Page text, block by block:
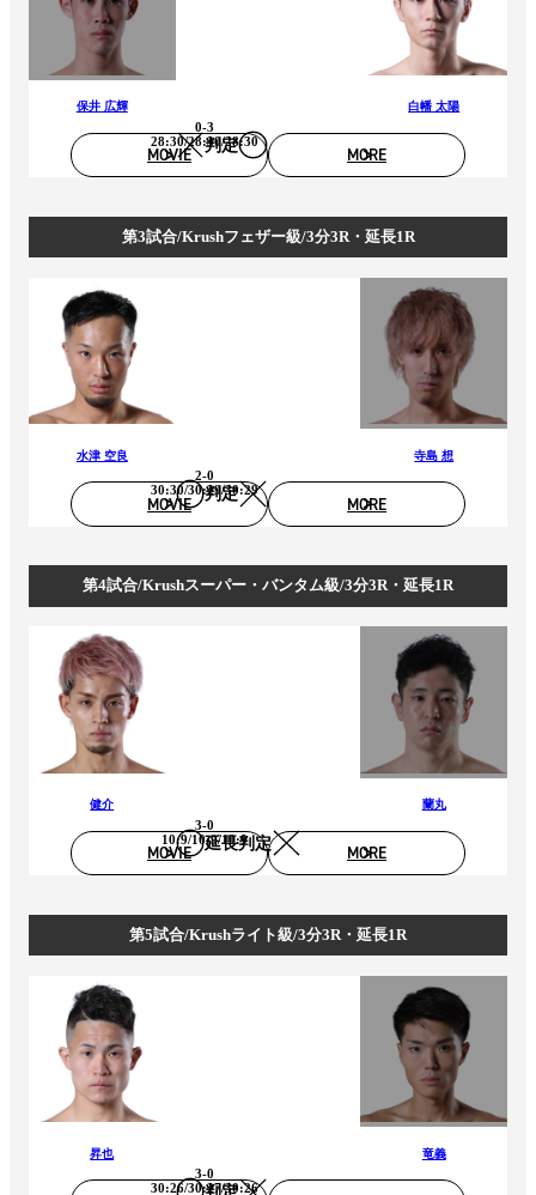
保井 広輝
判定
0-3
28:30/28:30/28:30
白幡 太陽
MOVIE MORE
第3試合/Krushフェザー級/3分3R・延長1R
水津 空良
判定
2-0
30:30/30:29/30:29
寺島 想
MOVIE MORE
第4試合/Krushスーパー・バンタム級/3分3R・延長1R
健介
延長判定
3-0
10:9/10:9/10:9
蘭丸
MOVIE MORE
第5試合/Krushライト級/3分3R・延長1R
昇也
3-0
30:26/30:27/30:26
竜義